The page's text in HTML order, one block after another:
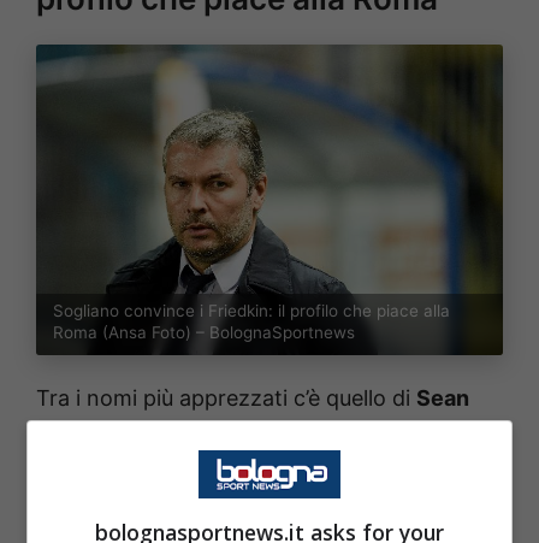
Sogliano convince i Friedkin: il profilo che piace alla
Roma (Ansa Foto) – BolognaSportnews
Tra i nomi più apprezzati c’è quello di Sean
Verona viene considerato un dirigente
bolognasportnews.it asks for your